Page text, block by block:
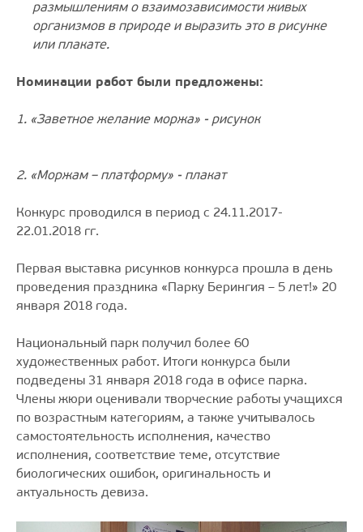
размышлениям о взаимозависимости живых
организмов в природе и выразить это в рисунке
или плакате.
Номинации работ были предложены:
1. «Заветное желание моржа» - рисунок
2. «Моржам – платформу» - плакат
Конкурс проводился в период с 24.11.2017-
22.01.2018 гг.
Первая выставка рисунков конкурса прошла в день
проведения праздника «Парку Берингия – 5 лет!» 20
января 2018 года.
Национальный парк получил более 60
художественных работ. Итоги конкурса были
подведены 31 января 2018 года в офисе парка.
Члены жюри оценивали творческие работы учащихся
по возрастным категориям, а также учитывалось
самостоятельность исполнения, качество
исполнения, соответствие теме, отсутствие
биологических ошибок, оригинальность и
актуальность девиза.